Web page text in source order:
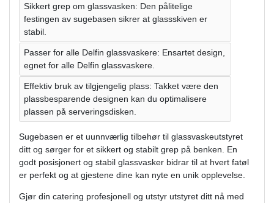
Sikkert grep om glassvasken: Den pålitelige
festingen av sugebasen sikrer at glassskiven er
stabil.
Passer for alle Delfin glassvaskere: Ensartet design,
egnet for alle Delfin glassvaskere.
Effektiv bruk av tilgjengelig plass: Takket være den
plassbesparende designen kan du optimalisere
plassen på serveringsdisken.
Sugebasen er et uunnværlig tilbehør til glassvaskeutstyret
ditt og sørger for et sikkert og stabilt grep på benken. En
godt posisjonert og stabil glassvasker bidrar til at hvert fatøl
er perfekt og at gjestene dine kan nyte en unik opplevelse.
Gjør din catering profesjonell og utstyr utstyret ditt nå med